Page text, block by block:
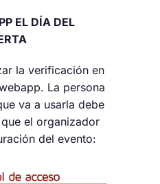
EL DÍA DEL
la verificación en
La persona
va a usarla debe
el organizador
del evento: